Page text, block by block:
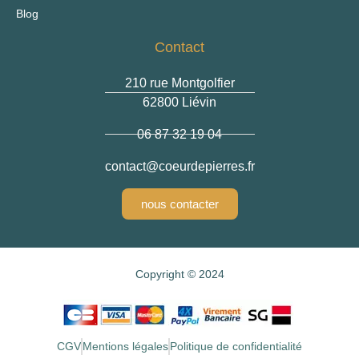
Blog
Contact
210 rue Montgolfier
62800 Liévin
06 87 32 19 04
contact@coeurdepierres.fr
nous contacter
Copyright © 2024
CGVMentions légalesPolitique de confidentialité